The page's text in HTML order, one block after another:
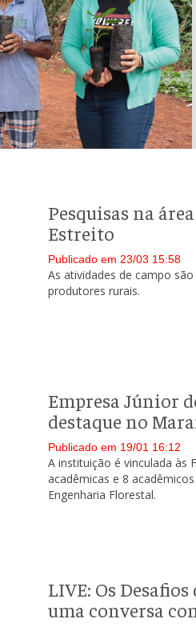
Pesquisas na
Estreito
Publicado em 23/03 15:58
As atividades de campo
produtores rurais.
Empresa Júnior
destaque no
Publicado em 19/01 16:12
A instituição é vinculada às
acadêmicas e 8
Engenharia Florestal.
LIVE: Os
uma conversa